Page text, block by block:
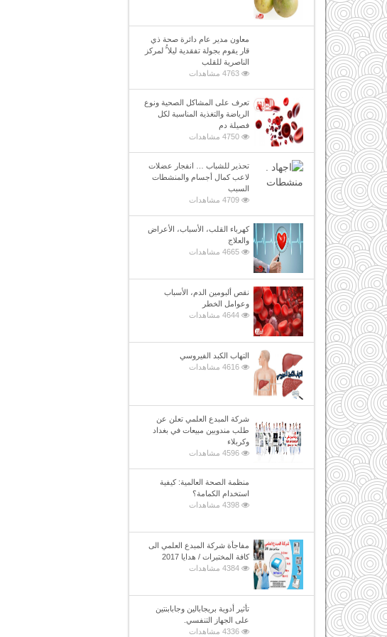
معاون مدير عام دائرة صحة ذي
قار يقوم بجولة تفقدية ليلا ًُ لمركز
الناصرية للقلب
4763 مشاهدات
تعرف على المشاكل الصحية ونوع
الرياضة والتغذية المناسبة لكل
فصيلة دم
4750 مشاهدات
تحذير للشباب … انفجار عضلات
لاعب كمال أجسام والمنشطات
السبب
4709 مشاهدات
كهرباء القلب، الأسباب، الأعراض
والعلاج
4665 مشاهدات
نقص ألبومين الدم، الأسباب
وعوامل الخطر
4644 مشاهدات
التهاب الكبد الفيروسي
4616 مشاهدات
شركة المبدع العلمي تعلن عن
طلب مندوبين مبيعات في بغداد
وكربلاء
4596 مشاهدات
منظمة الصحة العالمية: كيفية
استخدام الكمامة؟
4398 مشاهدات
مفاجأة شركة المبدع العلمي الى
كافة المختبرات / هدايا 2017
4384 مشاهدات
تأثير أدوية بريجابالين وجابابنتين
على الجهاز التنفسي.
4336 مشاهدات